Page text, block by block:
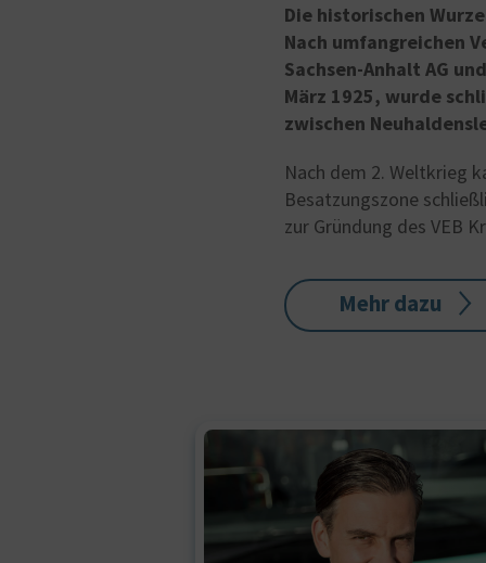
Die historischen
Nach umfangreichen
Sachsen-Anhalt AG
März 1925, wurde
zwischen
Nach dem 2. Weltkrieg
Besatzungszone
zur Gründung des VEB
Mehr dazu